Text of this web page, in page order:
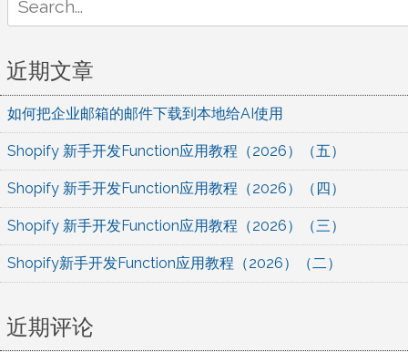
for:
近期文章
如何把企业邮箱的邮件下载到本地给AI使用
Shopify 新手开发Function应用教程（2026）（五）
Shopify 新手开发Function应用教程（2026）（四）
Shopify 新手开发Function应用教程（2026）（三）
Shopify新手开发Function应用教程（2026）（二）
近期评论